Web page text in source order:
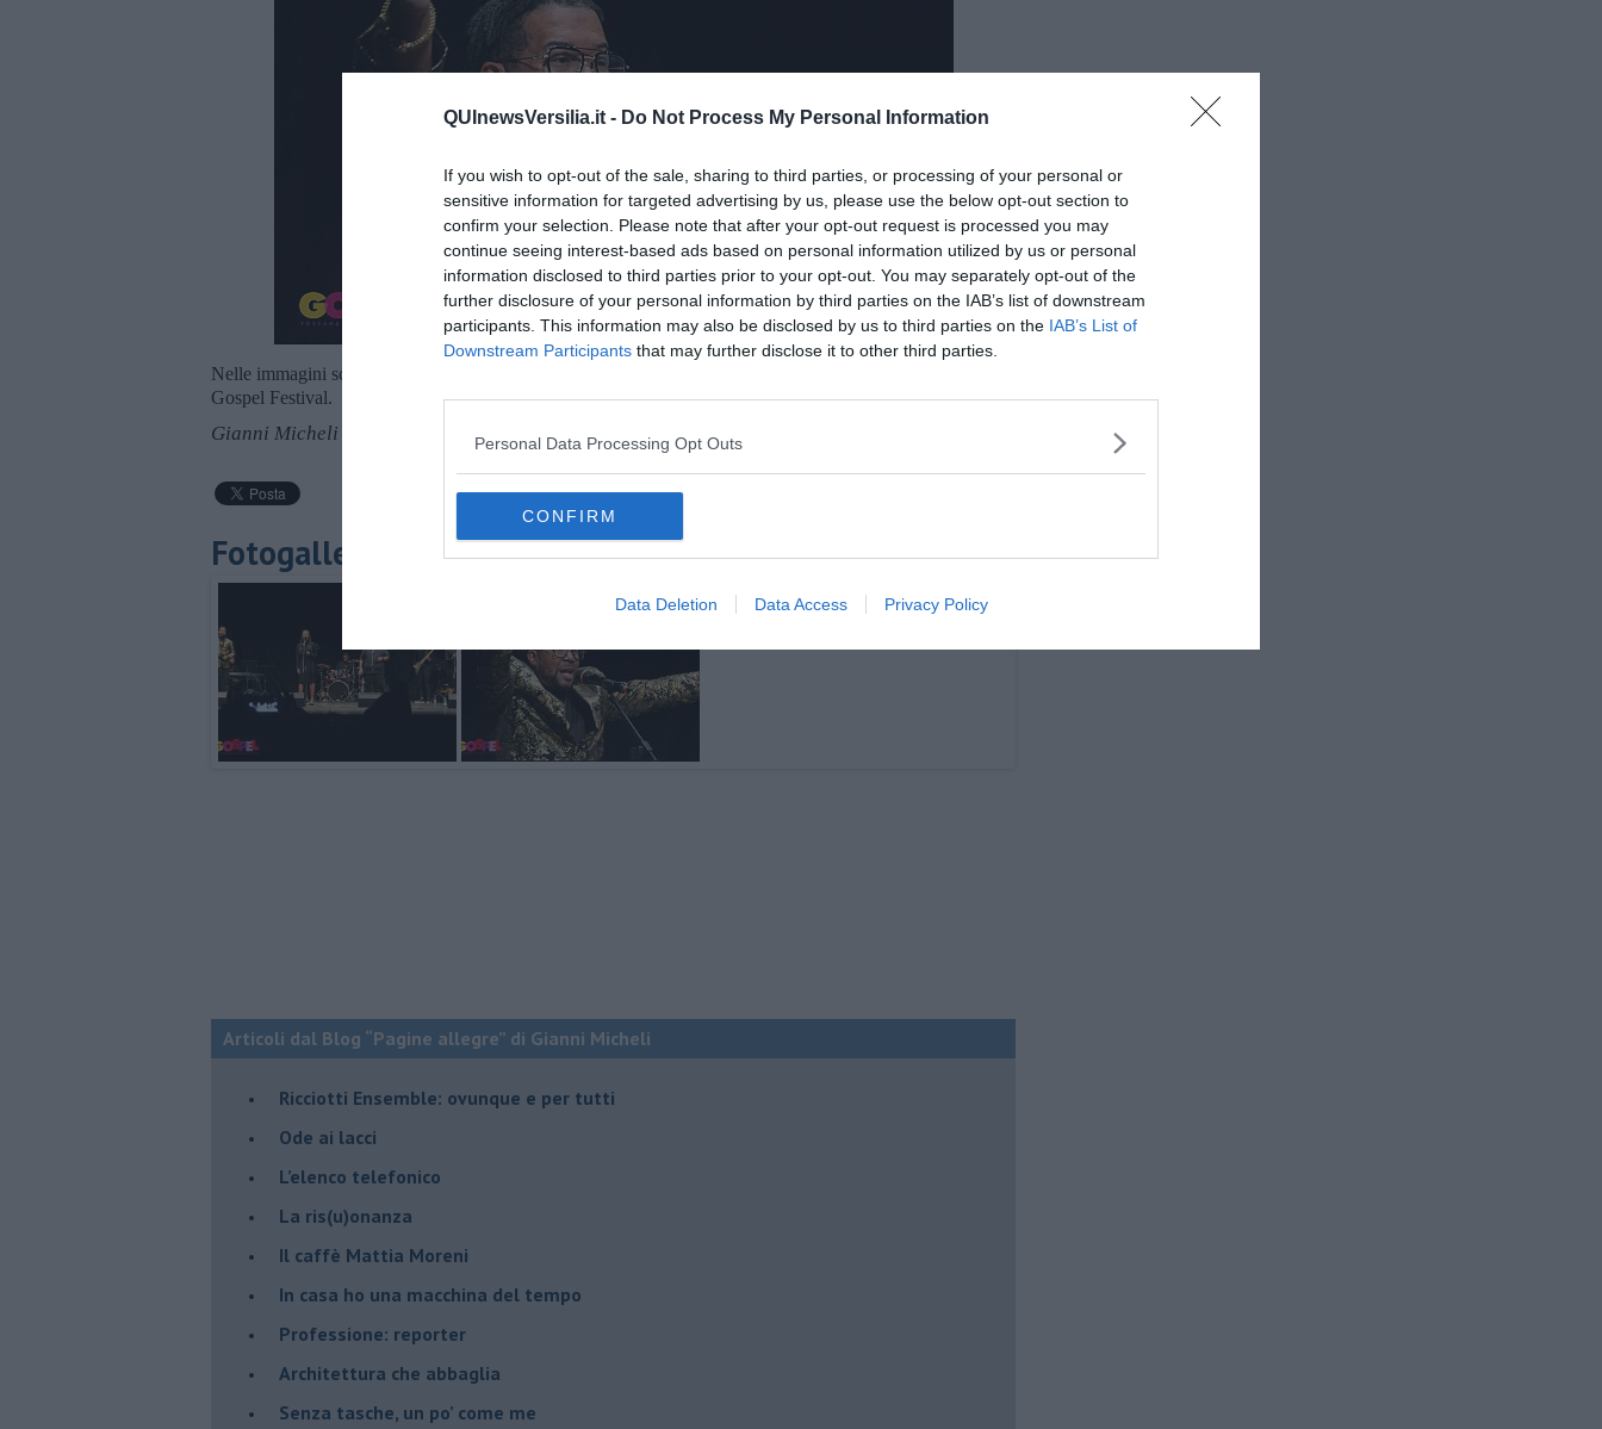
QUInewsVersilia.it - Do Not Process My Personal Information
If you wish to opt-out of the sale, sharing to third parties, or processing of your personal or
sensitive information for targeted advertising by us, please use the below opt-out section to
confirm your selection. Please note that after your opt-out request is processed you may
continue seeing interest-based ads based on personal information utilized by us or personal
information disclosed to third parties prior to your opt-out. You may separately opt-out of the
further disclosure of your personal information by third parties on the IAB’s list of downstream
participants. This information may also be disclosed by us to third parties on the IAB’s List of
Downstream Participants that may further disclose it to other third parties.
Personal Data Processing Opt Outs
CONFIRM
Data Deletion Data Access Privacy Policy
Nelle immagini scatti dal concerto del gruppo JP & The Soul Voices nell’edizione 2021 del Toscana
Gospel Festival.
Gianni Micheli
Fotogallery
Articoli dal Blog “Pagine allegre” di Gianni Micheli
​Ricciotti Ensemble: ovunque e per tutti
Ode ai lacci
​L’elenco telefonico
​La ris(u)onanza
​Il caffè Mattia Moreni
​In casa ho una macchina del tempo
Professione: reporter
Architettura che abbaglia
​Senza tasche, un po’ come me